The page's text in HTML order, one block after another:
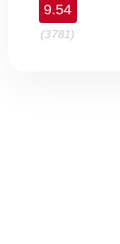
9.54
(3781)